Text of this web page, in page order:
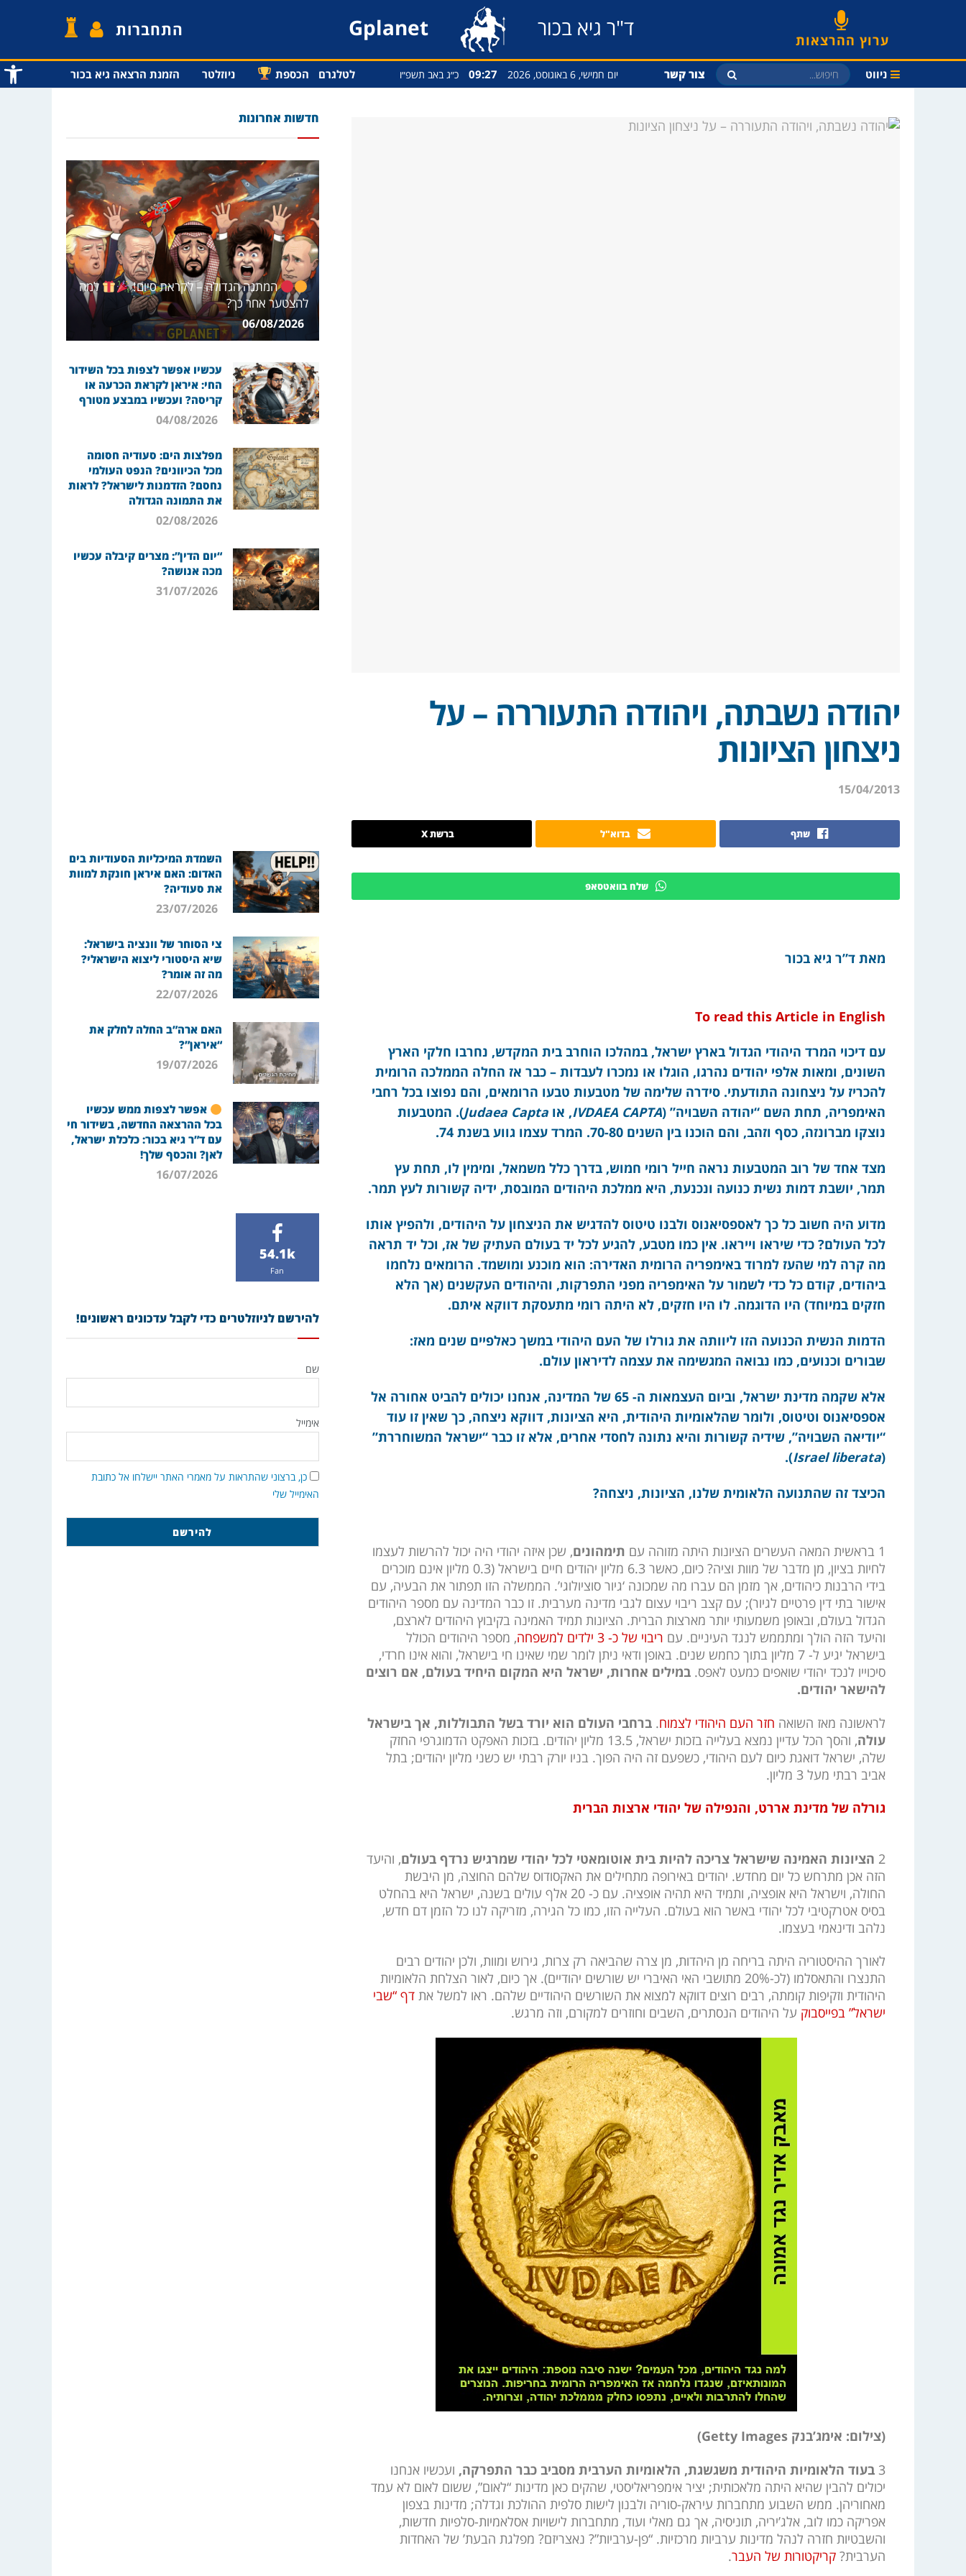
פתח
ערוץ ההרצאות ד"ר גיא בכור Gplanet התחברות
ניווט צור קשר יום חמישי, 6 באוגוסט, 2026 09:27 כ״ג באב תשפ״ו לטלגרם הכספת ניוזלטר הזמנת הרצאה גיא בכור
יהודה נשבתה, ויהודה התעוררה – על
ניצחון הציונות
15/04/2013
שתף בדוא"ל ברשת X
שלח בוואטסאפ
מאת ד”ר גיא בכור
To read this Article in English
עם דיכוי המרד היהודי הגדול בארץ ישראל, במהלכו הוחרב בית המקדש, נחרבו חלקי הארץ
השונים, ומאות אלפי יהודים נהרגו, הוגלו או נמכרו לעבדות – כבר אז החלה הממלכה הרומית
להכריז על ניצחונה התודעתי. סידרה שלימה של מטבעות טבעו הרומאים, והם נפוצו בכל רחבי
האימפריה, תחת השם “יהודה השבויה” (IVDAEA CAPTA, או Judaea Capta
). המטבעות
נוצקו מברונזה, כסף וזהב, והם הוכנו בין השנים 70-80. המרד עצמו גווע בשנת 74.
מצד אחד של רוב המטבעות נראה חייל רומי חמוש, בדרך כלל משמאל, ומימין לו, תחת עץ
תמר, יושבת דמות נשית כנועה ונכנעת, היא ממלכת היהודים המובסת, ידיה קשורות לעץ תמר.
מדוע היה חשוב כל כך לאספסיאנוס ולבנו טיטוס להדגיש את הניצחון על היהודים, ולהפיץ אותו
לכל העולם? כדי שיראו וייראו. אין כמו מטבע, להגיע לכל יד בעולם העתיק של אז, וכל יד תראה
מה קרה למי שהעז למרוד באימפריה הרומית האדירה: הוא מוכנע ומושמד. הרומאים נלחמו
ביהודים, קודם כל כדי לשמור על האימפריה מפני התפרקות, והיהודים העקשנים (אך הלא
חזקים במיוחד) היו הדוגמה. לו היו חזקים, לא היתה רומי מתעסקת דווקא איתם.
הדמות הנשית הכנועה הזו ליוותה את גורלו של העם היהודי במשך כאלפיים שנים מאז:
שבורים וכנועים, כמו נבואה המגשימה את עצמה לדיראון עולם.
אלא שקמה מדינת ישראל, וביום העצמאות ה- 65 של המדינה, אנחנו יכולים להביט אחורה אל
אספסיאנוס וטיטוס, ולומר שהלאומיות היהודית, היא הציונות, דווקא ניצחה, כך שאין זו עוד
“יודיאה השבויה”, שידיה קשורות והיא נתונה לחסדי אחרים, אלא זו כבר “ישראל המשוחררת”
(
Israel liberata
).
הכיצד זה שהתנועה הלאומית שלנו, הציונות, ניצחה?
1 בראשית המאה העשרים הציונות היתה מזוהה עם תימהונים, שכן איזה יהודי היה יכול להרשות לעצמו
לחיות בציון, מן מדבר של מוות וציה? כיום, כאשר 6.3 מליון יהודים חיים בישראל (0.3 מליון אינם מוכרים
בידי הרבנות כיהודים, אך מזמן הם עברו מה שמכונה ‘גיור סוציולוגי’. הממשלה הזו תפתור את הבעיה, עם
אישור בתי דין פרטיים לגיור); עם קצב ריבוי עצום לגבי מדינה מערבית. זו כבר המדינה עם מספר היהודים
הגדול בעולם, ובאופן משמעותי יותר מארצות הברית. הציונות תמיד האמינה בקיבוץ היהודים לארצם,
והיעד הזה הולך ומתממש לנגד העיניים. עם ריבוי של כ- 3 ילדים למשפחה
, מספר היהודים הכולל
בישראל יגיע ל- 7 מליון בתוך כחמש שנים. באופן ודאי ניתן לומר שמי שאינו חי בישראל, והוא אינו חרדי,
סיכוייו לנכד יהודי שואפים כמעט לאפס. במילים אחרות, ישראל היא המקום היחיד בעולם, אם רוצים
להישאר יהודים.
לראשונה מאז השואה חזר העם היהודי לצמוח. ברחבי העולם הוא יורד בשל התבוללות, אך בישראל
עולה
, והסך הכל עדיין נמצא בעלייה בזכות ישראל, 13.5 מליון יהודים. בזכות האפקט הדמוגרפי החזק
שלה, ישראל דואגת כיום לעם היהודי, כשפעם זה היה הפוך. בניו יורק רבתי יש כשני מליון יהודים; בתל
אביב רבתי מעל 3 מליון.
גורלה של מדינת אררט, והנפילה של יהודי ארצות הברית
2 הציונות האמינה שישראל צריכה להיות בית אוטומאטי לכל יהודי שמרגיש נרדף בעולם, והיעד
הזה אכן מתרחש כל יום מחדש. יהודים באירופה מתחילים את האקסודוס שלהם החוצה, מן היבשת
החולה, וישראל היא אופציה, ותמיד היא תהיה אופציה. עם כ- 20 אלף עולים בשנה, ישראל היא בהחלט
בסיס אטרקטיבי לכל יהודי באשר הוא בעולם. העלייה הזו, כמו כל הגירה, מזריקה לנו כל הזמן דם חדש,
נלהב ודינאמי בעצמו.
לאורך ההיסטוריה היתה בריחה מן היהדות, מן צרה שהביאה רק צרות, גירוש ומוות, ולכן יהודים רבים
התנצרו והתאסלמו (לכ-20% מתושבי האי האיברי יש שורשים יהודיים). אך כיום, לאור הצלחת הלאומיות
היהודית וזקיפות קומתה, רבים רוצים דווקא למצוא את השורשים היהודיים שלהם. ראו למשל את דף “שבי
ישראל” בפייסבוק על היהודים הנסתרים, השבים וחוזרים למקורם, וזה מרגש.
(צילום: אימג’בנק Getty Images)
3 בעוד הלאומיות היהודית משגשגת, הלאומיות הערבית מסביב כבר התפרקה, ועכשיו אנחנו
יכולים להבין שהיא היתה מלאכותית; יציר אימפריאליסטי, שהקים כאן מדינות “לאום”, ששום לאום לא עמד
מאחוריהן. ממש השבוע מתחברות עיראק-סוריה ולבנון לישות סלפית ההולכת וגדלה; מדינות בצפון
אפריקה כמו לוב, אלג’יריה, תוניסיה, אך גם מאלי ועוד, מתחברות לישויות אסלאמיות-סלפיות חדשות,
והשבטיות חזרה לנהל מדינות ערביות מרכזיות. “פן-ערביות”? נאצריזם? מפלגת הבעת’ של האחדות
הערבית? קריקטורות של העבר.
חדשות אחרונות
המתנה הגדולה – לקראת סיום!
למה
להצטער אחר כך?
06/08/2026
עכשיו אפשר לצפות בכל השידור
החי: איראן לקראת הכרעה או
קריסה? ועכשיו במבצע מטורף
04/08/2026
מפלצות הים: סעודיה חסומה
מכל הכיוונים? הנפט העולמי
נחסם? הזדמנות לישראל? לראות
את התמונה הגדולה
02/08/2026
“יום הדין”: מצרים קיבלה עכשיו
מכה אנושה?
31/07/2026
השמדת המיכליות הסעודיות בים
האדום: האם איראן חונקת למוות
את סעודיה?
23/07/2026
צי הסוחר של וונציה בישראל:
שיא היסטורי ליצוא הישראלי?
מה זה אומר?
22/07/2026
האם ארה”ב החלה לחלק את
“איראן”?
19/07/2026
אפשר לצפות ממש עכשיו
בכל ההרצאה החדשה, בשידור חי
עם ד”ר גיא בכור: כלכלת ישראל,
לאן? והכסף שלך!
16/07/2026
54.1k
Fan
להירשם לניוזלטרים כדי לקבל עדכונים ראשונים!
שם
אימייל
כן, ברצוני שהתראות על מאמרי האתר יישלחו אל כתובת
האימייל שלי